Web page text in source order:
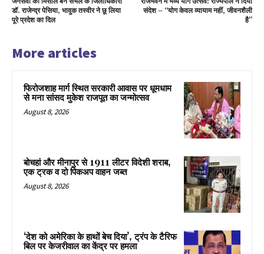
डॉ. राजेन्द्र पेसिया, भावुक तस्वीर ने छू लिया
पूरे प्रदेश का दिल
संदेश – “योग केवल व्यायाम नहीं, जीवनशैली
है”
More articles
फिरोजशाह मार्ग स्थित सरकारी आवास पर धूमधाम
से मना सांसद मुकेश राजपूत का जन्मोत्सव
August 8, 2026
बोचहां और मीनापुर से 1911 लीटर विदेशी शराब,
एक ट्रक व दो पिकअप वाहन जब्त
August 8, 2026
‘देश को अमेरिका के हाथों बेच दिया’, ट्रंप के टैरिफ
बिल पर केजरीवाल का केंद्र पर हमला